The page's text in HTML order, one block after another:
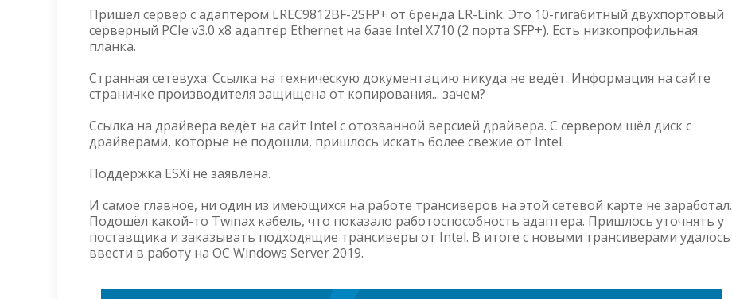
Пришёл сервер с адаптером LREC9812BF-2SFP+ от бренда LR-Link. Это 10-гигабитный двухпортовый
серверный PCIe v3.0 x8 адаптер Ethernet на базе Intel X710 (2 порта SFP+). Есть низкопрофильная
планка.
Странная сетевуха. Ссылка на техническую документацию никуда не ведёт. Информация на сайте
страничке производителя защищена от копирования... зачем?
Ссылка на драйвера ведёт на сайт Intel с отозванной версией драйвера. С сервером шёл диск с
драйверами, которые не подошли, пришлось искать более свежие от Intel.
Поддержка ESXi не заявлена.
И самое главное, ни один из имеющихся на работе трансиверов на этой сетевой карте не заработал.
Подошёл какой-то Twinax кабель, что показало работоспособность адаптера. Пришлось уточнять у
поставщика и заказывать подходящие трансиверы от Intel. В итоге с новыми трансиверами удалось
ввести в работу на ОС Windows Server 2019.